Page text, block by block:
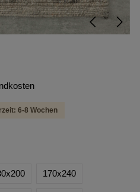
6-8 Wochen
170x240